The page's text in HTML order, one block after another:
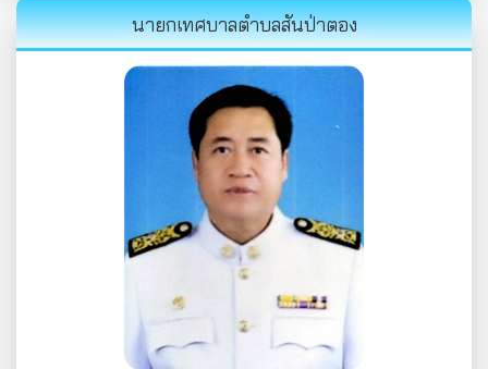
นายกเทศบาลตำบลสันป่าตอง